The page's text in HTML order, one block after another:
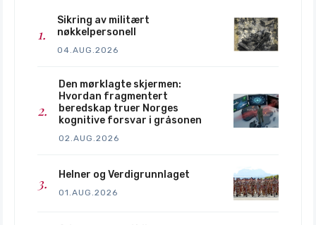
Sikring av militært
nøkkelpersonell
04.AUG.2026
Den mørklagte skjermen:
Hvordan fragmentert
beredskap truer Norges
kognitive forsvar i gråsonen
02.AUG.2026
Helner og Verdigrunnlaget
01.AUG.2026